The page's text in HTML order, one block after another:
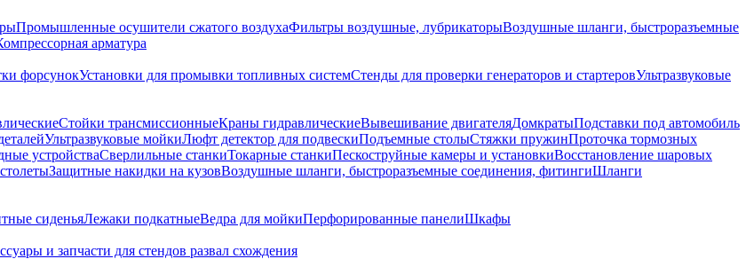
Промышленные осушители сжатого воздухаФильтры воздушные, лубрикаторыВоздушные шланги, быстроразъемные
арматура
форсунокУстановки для промывки топливных системСтенды для проверки генераторов и стартеровУльтразвуковые
Стойки трансмиссионныеКраны гидравлическиеВывешивание двигателяДомкратыПодставки под автомобиль
Ультразвуковые мойкиЛюфт детектор для подвескиПодъемные столыСтяжки пружинПроточка тормозных
устройстваСверлильные станкиТокарные станкиПескоструйные камеры и установкиВосстановление шаровых
Защитные накидки на кузовВоздушные шланги, быстроразъемные соединения, фитингиШланги
сиденьяЛежаки подкатныеВедра для мойкиПерфорированные панелиШкафы
и запчасти для стендов развал схождения